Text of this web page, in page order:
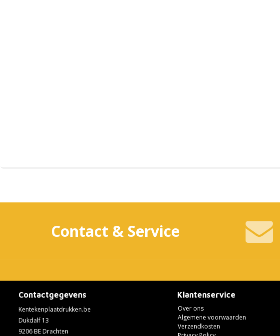
Contact & Service
Contactgegevens
Kentekenplaatdrukken.be
Dukdalf 13
9206 BE Drachten
Klantenservice
Over ons
Algemene voorwaarden
Verzendkosten